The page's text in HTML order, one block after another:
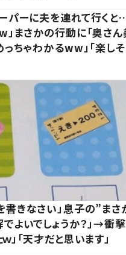
パーに夫を連れて行くと
」まさかの行動に「奥さん
っちゃわかるww」「楽し
書きなさい」息子の”ま
よいでしょうか？」→衝
」「天才だと思います」